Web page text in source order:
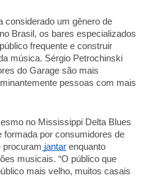
considerado um gênero de
Brasil, os bares especializados
frequente e construir
música. Sérgio Petrochinski
do Garage são mais
pessoas com mais
no Mississippi Delta Blues
formada por consumidores de
procuram jantar enquanto
musicais. “O público que
mais velho, muitos casais